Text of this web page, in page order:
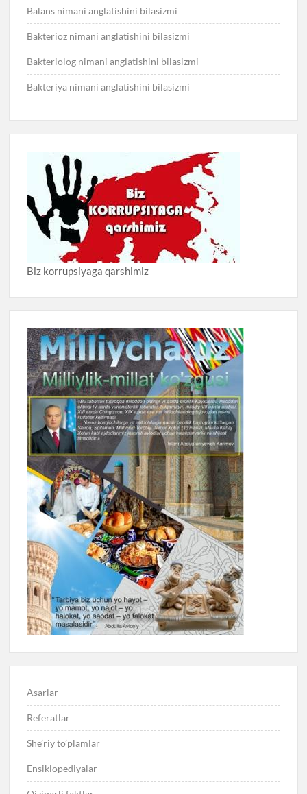
Balans nimani anglatishini bilasizmi
Bakterioz nimani anglatishini bilasizmi
Bakteriolog nimani anglatishini bilasizmi
Bakteriya nimani anglatishini bilasizmi
Biz korrupsiyaga qarshimiz
Asarlar
Referatlar
She’riy to’plamlar
Ensiklopediyalar